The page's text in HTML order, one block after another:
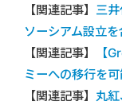
【関連記事】 三
ソーシアム設立
【関連記事】
【
ミーへの移行を
【関連記事】 丸